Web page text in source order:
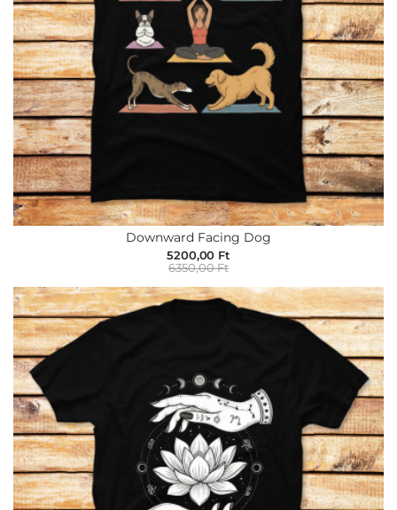
Downward Facing Dog
5200,00 Ft
6350,00 Ft